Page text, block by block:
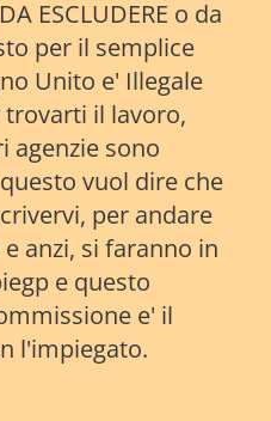
ESCLUDERE o da
per il semplice
Unito e' Illegale
il lavoro,
agenzie sono
questo vuol dire che
per andare
anzi, si faranno in
e questo
e' il
l'impiegato.